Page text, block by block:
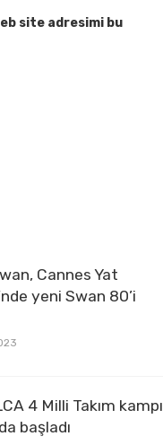
site adresimi bu
Cannes Yat
yeni Swan 80’i
4 Milli Takım kampı
başladı